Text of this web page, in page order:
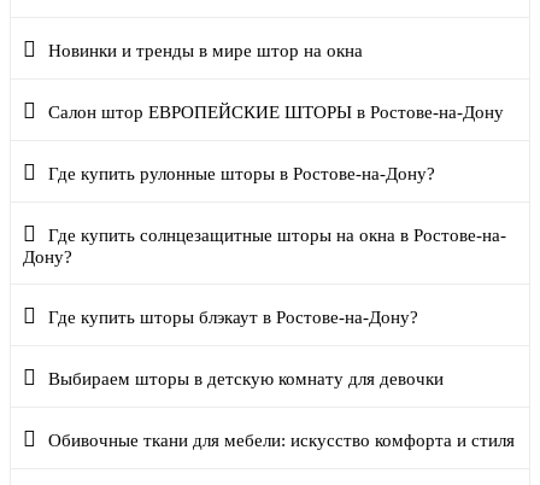
Новинки и тренды в мире штор на окна
Салон штор ЕВРОПЕЙСКИЕ ШТОРЫ в Ростове-на-Дону
Где купить рулонные шторы в Ростове-на-Дону?
Где купить солнцезащитные шторы на окна в Ростове-на-
Дону?
Где купить шторы блэкаут в Ростове-на-Дону?
Выбираем шторы в детскую комнату для девочки
Обивочные ткани для мебели: искусство комфорта и стиля